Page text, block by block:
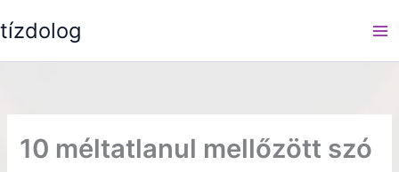
to
tízdolog
10 méltatlanul mellőzött szó